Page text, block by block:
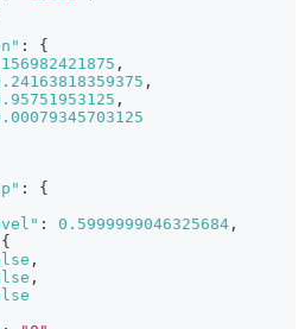
:
{
,
,
,
:
{
: 0.5999999046325684 ,
{
,
,